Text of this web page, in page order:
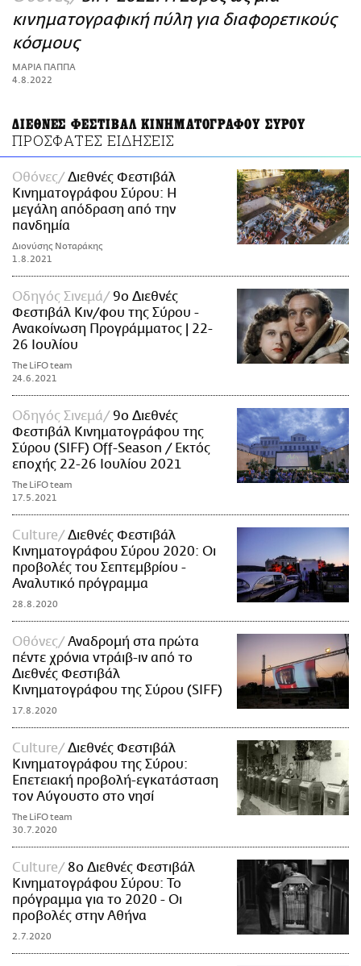
ΑΜΠΑ
PRINT
κινηματογραφική πύλη για διαφορετικούς
κόσμους
ΜΑΡΙΑ ΠΑΠΠΑ
4.8.2022
ΔΙΕΘΝΕΣ ΦΕΣΤΙΒΑΛ ΚΙΝΗΜΑΤΟΓΡΑΦΟΥ ΣΥΡΟΥ
ΠΡΟΣΦΑΤΕΣ ΕΙΔΗΣΕΙΣ
Οθόνες
Διεθνές Φεστιβάλ
Κινηματογράφου Σύρου: Η
μεγάλη απόδραση από την
πανδημία
Διονύσης Νοταράκης
1.8.2021
Οδηγός Σινεμά
9o Διεθνές
Φεστιβάλ Κιν/φου της Σύρου -
Ανακοίνωση Προγράμματος | 22-
26 Ιουλίου
The LiFO team
24.6.2021
Οδηγός Σινεμά
9ο Διεθνές
Φεστιβάλ Κινηματογράφου της
Σύρου (SIFF) Off-Season / Εκτός
εποχής 22-26 Ιουλίου 2021
The LiFO team
17.5.2021
Culture
Διεθνές Φεστιβάλ
Κινηματογράφου Σύρου 2020: Οι
προβολές του Σεπτεμβρίου -
Αναλυτικό πρόγραμμα
28.8.2020
Οθόνες
Αναδρομή στα πρώτα
πέντε χρόνια vτράιβ-ιν από το
Διεθνές Φεστιβάλ
Κινηματογράφου της Σύρου (SIFF)
17.8.2020
Culture
Διεθνές Φεστιβάλ
Κινηματογράφου της Σύρου:
Επετειακή προβολή-εγκατάσταση
τον Αύγουστο στο νησί
The LiFO team
30.7.2020
Culture
8ο Διεθνές Φεστιβάλ
Κινηματογράφου Σύρου: Το
πρόγραμμα για το 2020 - Οι
προβολές στην Αθήνα
2.7.2020